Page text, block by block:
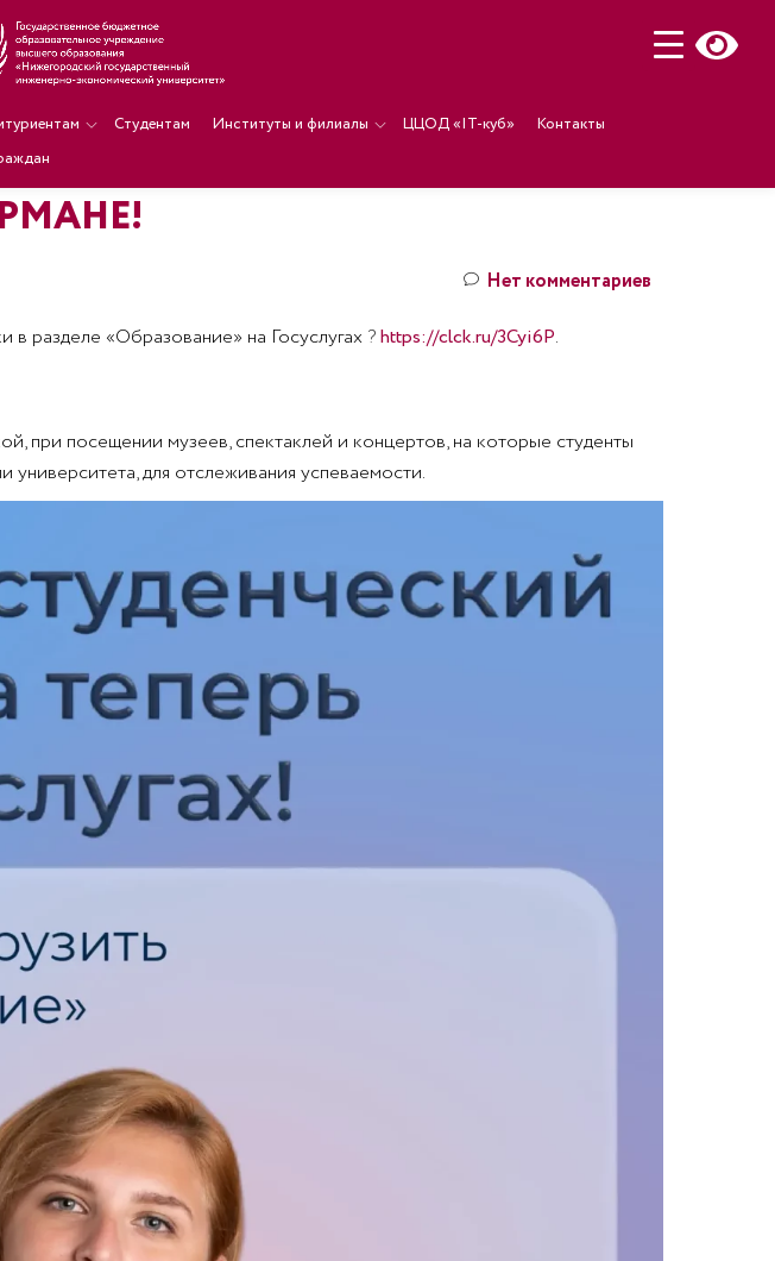
Студентам Институты и филиалы ЦЦОД «IT-куб»
Контакты
Нет комментариев
в разделе «Образование» на Госуслугах ?https://clck.ru/3Cyi6P.
при посещении музеев, спектаклей и концертов, на которые студенты
для отслеживания успеваемости.